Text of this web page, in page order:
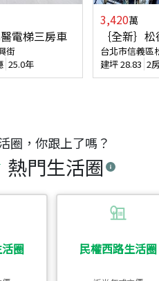
圈，你跟上了嗎？
熱門生活圈
圈 民權西路生活圈
電梯三房車
街
25.0年
3,420萬
｛全新｝
台北市信義區
建坪28.83 2